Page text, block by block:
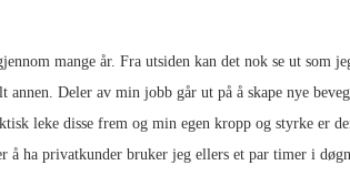
mange år. Fra utsiden kan det nok se ut som
Deler av min jobb går ut på å skape nye
leke disse frem og min egen kropp og styrke er
ha privatkunder bruker jeg ellers et par timer i